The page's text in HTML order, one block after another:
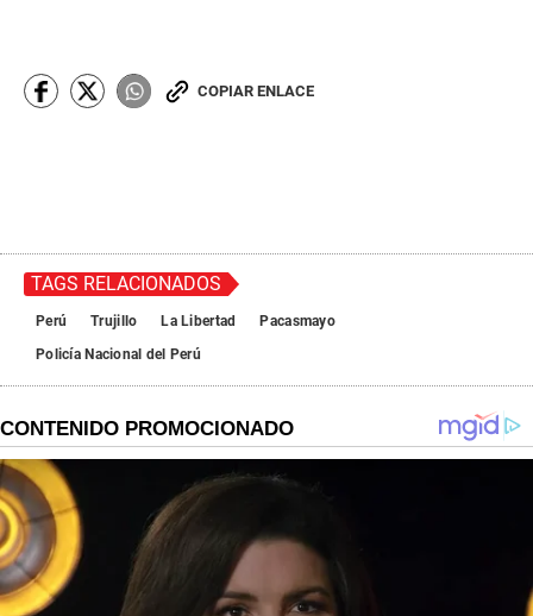
COPIAR ENLACE
TAGS RELACIONADOS
Perú Trujillo La Libertad
Pacasmayo
Policía Nacional del Perú